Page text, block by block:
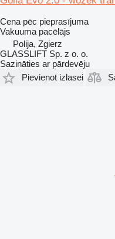
Cena pēc pieprasījuma
Vakuuma pacēlājs
Polija, Zgierz
GLASSLIFT Sp. z o. o.
Sazināties ar pārdevēju
Pievienot izlasei